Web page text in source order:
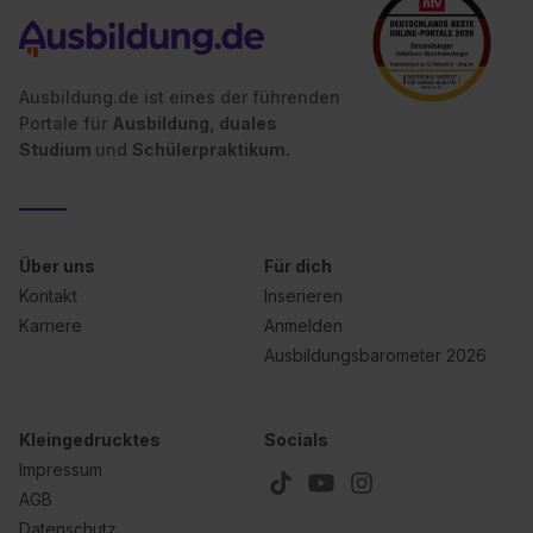
II). Du kannst die von dir erteilte Einwilligung jederzeit mit
Wirkung für die Zukunft ganz oder teilweise über unsere
Datenschutzerklärung unter dem Punkt „Datenschutz-
Einstellungen“ widerrufen. Weitere Informationen zu den
einzelnen Cookies findest du durch Klick auf „Details
Ausbildung.de ist eines der führenden
Portale für Ausbildung, duales
Studium und Schülerpraktikum.
Über uns
Kontakt
Karriere
Für dich
Inserieren
Anmelden
Ausbildungsbarometer 2026
Kleingedrucktes
Impressum
AGB
Datenschutz
Socials